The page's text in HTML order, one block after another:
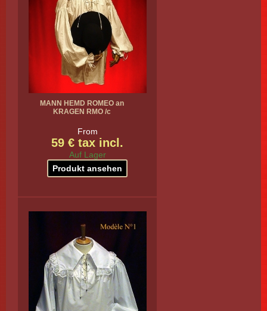
MANN HEMD ROMEO an
KRAGEN RMO /c
From
59 € tax incl.
Auf Lager
Produkt ansehen